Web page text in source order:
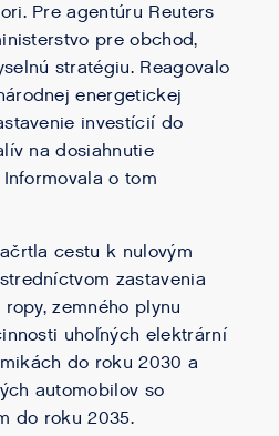
Pre agentúru Reuters
pre obchod,
stratégiu. Reagovalo
energetickej
investícií do
na dosiahnutie
o tom
cestu k nulovým
zastavenia
zemného plynu
uhoľných elektrární
do roku 2030 a
automobilov so
do roku 2035.